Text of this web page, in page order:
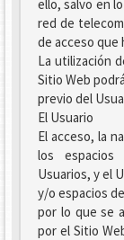
ello, salvo en
red de
de acceso que
La utilización
Sitio Web
previo del
El Usuario
El acceso, la
los
Usuarios, y el
y/o espacios
por lo que se
por el Sitio